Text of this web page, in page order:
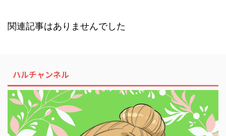
関連記事はありませんでした
ハルチャンネル